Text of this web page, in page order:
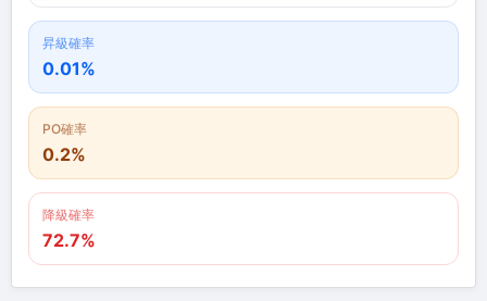
昇級確率
0.01%
PO確率
0.2%
降級確率
72.7%